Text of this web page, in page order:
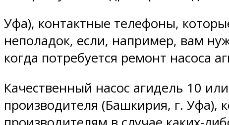
Уфа), контактные телефоны,
неполадок, если, например, вам
когда потребуется ремонт насоса
Качественный насос агидель 10
производителя (Башкирия, г. Уфа),